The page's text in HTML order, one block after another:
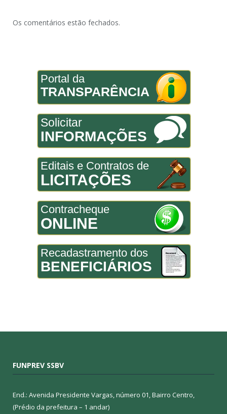
Os comentários estão fechados.
Portal da
TRANSPARÊNCIA
Solicitar
INFORMAÇÕES
Editais e Contratos de
LICITAÇÕES
Contracheque
ONLINE
Recadastramento dos
BENEFICIÁRIOS
FUNPREV SSBV
End.: Avenida Presidente Vargas, número 01, Bairro Centro,
(Prédio da prefeitura – 1 andar)